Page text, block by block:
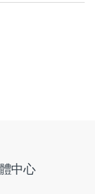
中心